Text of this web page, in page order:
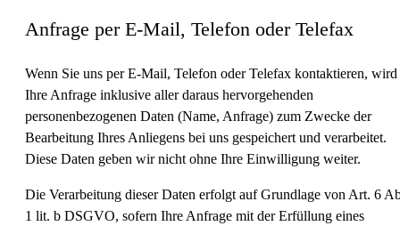
Anfrage per E-Mail, Telefon oder Telefax
Wenn Sie uns per E-Mail, Telefon oder Telefax kontaktieren, wird
Ihre Anfrage inklusive aller daraus hervorgehenden
personenbezogenen Daten (Name, Anfrage) zum Zwecke der
Bearbeitung Ihres Anliegens bei uns gespeichert und verarbeitet.
Diese Daten geben wir nicht ohne Ihre Einwilligung weiter.
Die Verarbeitung dieser Daten erfolgt auf Grundlage von Art. 6
1 lit. b DSGVO, sofern Ihre Anfrage mit der Erfüllung eines